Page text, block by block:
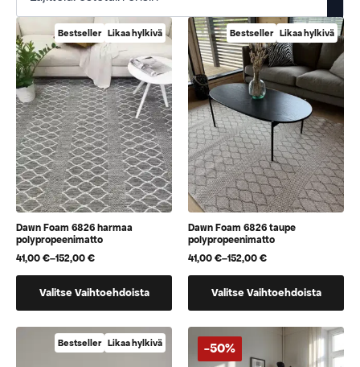
Bestseller Likaa hylkivä
Dawn Foam 6826 harmaa
polypropeenimatto
41,00€–152,00€
Hintaluokka:
41,00 €
152,00 €
Valitse Vaihtoehdoista
useampi
muunnelma.
Bestseller Likaa hylkivä
Dawn Foam 6826 taupe
polypropeenimatto
41,00€–152,00€
Hintaluokka:
41,00 €
152,00 €
Valitse Vaihtoehdoista
useampi
muunnelma.
Bestseller Likaa hylkivä -50%